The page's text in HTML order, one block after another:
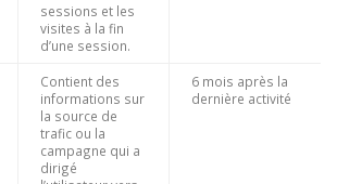
sessions et les
visites à la fin
d’une session.
Contient des
informations sur
la source de
trafic ou la
campagne qui a
dirigé
6 mois après la
dernière activité